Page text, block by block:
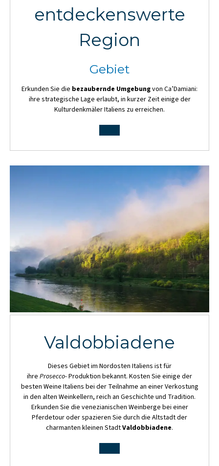
entdeckenswerte
Region
Gebiet
Erkunden Sie die bezaubernde Umgebungvon Ca’Damiani:
ihre strategische Lage erlaubt, in kurzer Zeit einige der
Kulturdenkmäler Italiens zu erreichen.
Valdobbiadene
Dieses Gebiet im Nordosten Italiens ist für
ihre Prosecco-Produktion bekannt. Kosten Sie einige der
besten Weine Italiens bei der Teilnahme an einer Verkostung
in den alten Weinkellern, reich an Geschichte und Tradition.
Erkunden Sie die venezianischen Weinberge bei einer
Pferdetour oder spazieren Sie durch die Altstadt der
charmanten kleinen StadtValdobbiadene.